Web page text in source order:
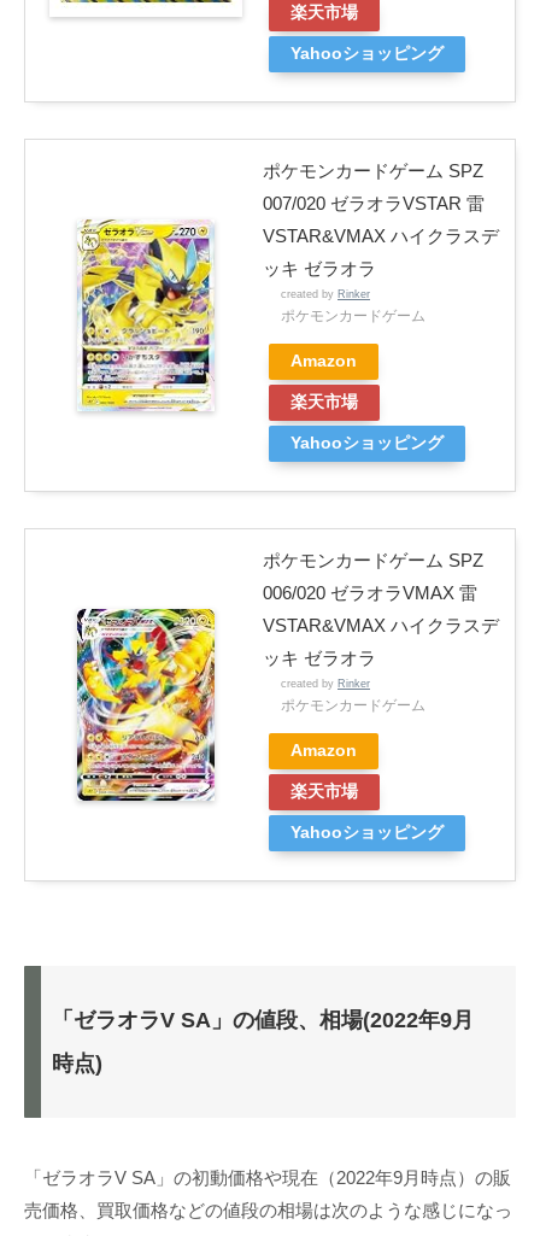
楽天市場
Yahooショッピング
ポケモンカードゲーム SPZ
007/020 ゼラオラVSTAR 雷
VSTAR&VMAX ハイクラスデ
ッキ ゼラオラ
created by Rinker
ポケモンカードゲーム
Amazon
楽天市場
Yahooショッピング
ポケモンカードゲーム SPZ
006/020 ゼラオラVMAX 雷
VSTAR&VMAX ハイクラスデ
ッキ ゼラオラ
created by Rinker
ポケモンカードゲーム
Amazon
楽天市場
Yahooショッピング
「ゼラオラV SA」の値段、相場(2022年9月
時点)
「ゼラオラV SA」の初動価格や現在（2022年9月時点）の販
売価格、買取価格などの値段の相場は次のような感じになっ